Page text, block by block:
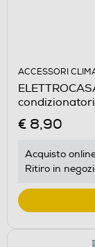
ACCESSORI
condizionatori
€ 8,90
Acquisto
Ritiro in